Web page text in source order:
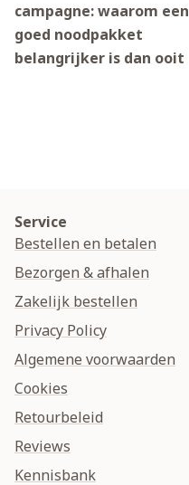
campagne: waarom een
goed noodpakket
belangrijker is dan ooit
Service
Bestellen en betalen
Bezorgen & afhalen
Zakelijk bestellen
Privacy Policy
Algemene voorwaarden
Cookies
Retourbeleid
Reviews
Kennisbank